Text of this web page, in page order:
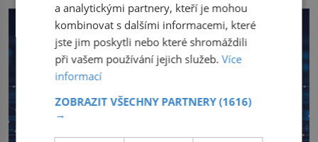
a analytickými partnery, kteří je mohou
kombinovat s dalšími informacemi, které
jste jim poskytli nebo které shromáždili
při vašem používání jejich služeb.Více
informací
ZOBRAZIT VŠECHNY PARTNERY(1616)
→